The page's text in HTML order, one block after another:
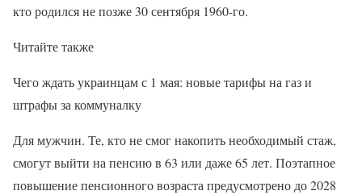
кто родился не позже 30 сентября 1960-го.
Читайте также
Чего ждать украинцам с 1 мая: новые тарифы на газ и
штрафы за коммуналку
Для мужчин. Те, кто не смог накопить необходимый стаж,
смогут выйти на пенсию в 63 или даже 65 лет. Поэтапное
повышение пенсионного возраста предусмотрено до 2028